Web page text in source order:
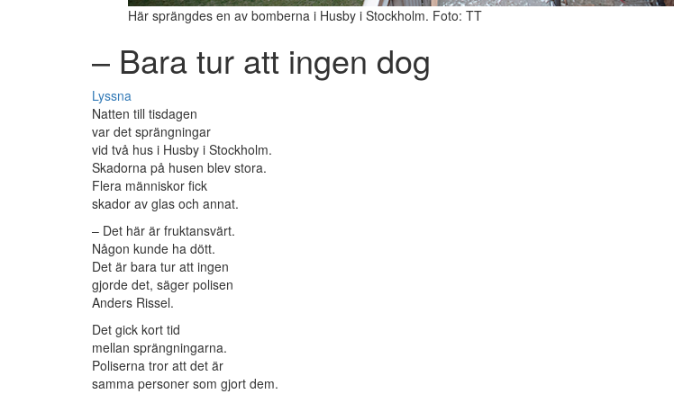
Här sprängdes en av bomberna i Husby i Stockholm. Foto: TT
– Bara tur att ingen dog
Lyssna
Natten till tisdagen
var det sprängningar
vid två hus i Husby i Stockholm.
Skadorna på husen blev stora.
Flera människor fick
skador av glas och annat.
– Det här är fruktansvärt.
Någon kunde ha dött.
Det är bara tur att ingen
gjorde det, säger polisen
Anders Rissel.
Det gick kort tid
mellan sprängningarna.
Poliserna tror att det är
samma personer som gjort dem.